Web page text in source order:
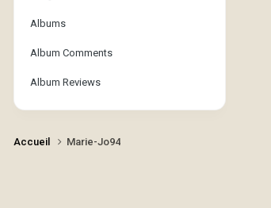
Albums
Album Comments
Album Reviews
Accueil Marie-Jo94